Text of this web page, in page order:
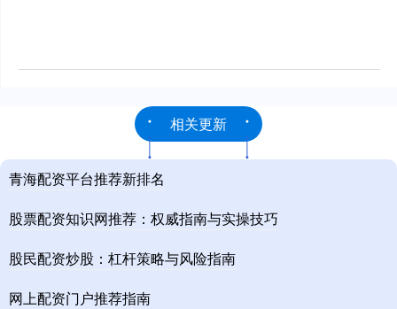
相关更新
青海配资平台推荐新排名
股票配资知识网推荐：权威指南与实操技巧
股民配资炒股：杠杆策略与风险指南
网上配资门户推荐指南